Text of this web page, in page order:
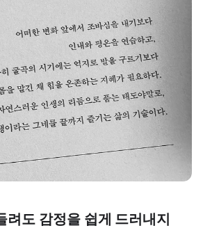
려도 감정을 쉽게 드러내지